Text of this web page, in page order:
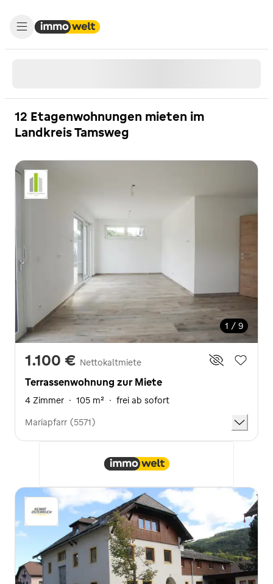
12 Etagenwohnungen mieten im
Landkreis Tamsweg
1 / 9
1.100 € Nettokaltmiete
Terrassenwohnung zur Miete
4 Zimmer · 105 m² · frei ab sofort
Mariapfarr (5571)